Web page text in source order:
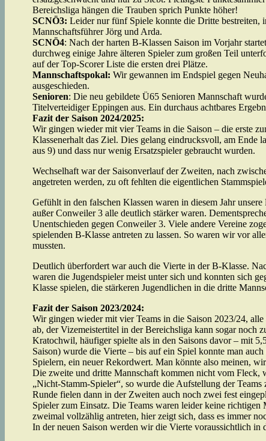
Bereichsliga hängen die Trauben sprich Punkte höher!
SCNÖ3: Leider nur fünf Spiele konnte die Dritte bestreiten,
Mannschaftsführer Jörg und Arda.
SCNÖ4: Nach der harten B-Klassen Saison im Vorjahr
durchweg einige Jahre älteren Spieler zum großen Teil
auf der Top-Scorer Liste die ersten drei Plätze.
Mannschaftspokal: Wir gewannen im Endspiel gegen
ausgeschieden.
Senioren: Die neu gebildete Ü65 Senioren Mannschaft
Titelverteidiger Eppingen aus. Ein durchaus achtbares
Fazit der Saison 2024/2025:
Wir gingen wieder mit vier Teams in die Saison – die erste
Klassenerhalt das Ziel. Dies gelang eindrucksvoll, am Ende
aus 9) und dass nur wenig Ersatzspieler gebraucht wurden.
Wechselhaft war der Saisonverlauf der Zweiten, nach
angetreten werden, zu oft fehlten die eigentlichen
Gefühlt in den falschen Klassen waren in diesem Jahr
außer Conweiler 3 alle deutlich stärker waren.
Unentschieden gegen Conweiler 3. Viele andere Vereine
spielenden B-Klasse antreten zu lassen. So waren wir vor
mussten.
Deutlich überfordert war auch die Vierte in der B-Klasse.
waren die Jugendspieler meist unter sich und konnten sich
Klasse spielen, die stärkeren Jugendlichen in die dritte
Fazit der Saison 2023/2024:
Wir gingen wieder mit vier Teams in die Saison 2023/24,
ab, der Vizemeistertitel in der Bereichsliga kann sogar noch
Kratochwil, häufiger spielte als in den Saisons davor – mit
Saison) wurde die Vierte – bis auf ein Spiel konnte man
Spielern, ein neuer Rekordwert. Man könnte also meinen,
Die zweite und dritte Mannschaft kommen nicht vom Fleck,
„Nicht-Stamm-Spieler“, so wurde die Aufstellung der
Runde fielen dann in der Zweiten auch noch zwei fest
Spieler zum Einsatz. Die Teams waren leider keine
zweimal vollzählig antreten, hier zeigt sich, dass es immer
In der neuen Saison werden wir die Vierte voraussichtlich in